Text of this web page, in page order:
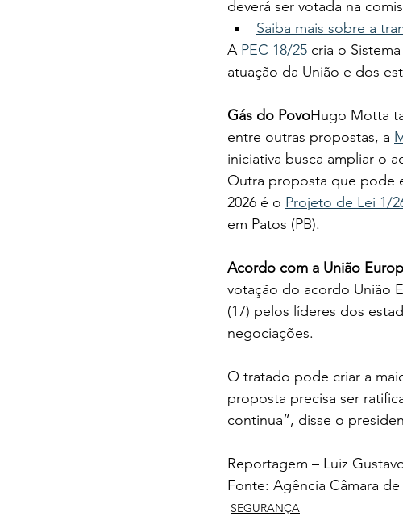
deverá ser votada na
Saiba mais sobre a
A PEC 18/25 cria o
atuação da União e dos
Gás do PovoHugo Motta
entre outras propostas, a
iniciativa busca ampliar o
Outra proposta que pode
2026 é o Projeto de Lei 1/
em Patos (PB).
Acordo com a União
votação do acordo União
(17) pelos líderes dos
negociações.
O tratado pode criar a
proposta precisa ser
continua”, disse o
Reportagem – Luiz
Fonte: Agência Câmara
SEGURANÇA